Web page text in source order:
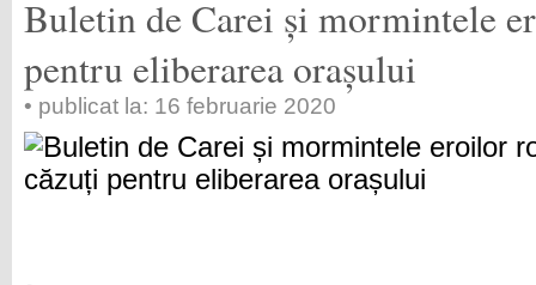
Buletin de Carei și mormintele
pentru eliberarea orașului
• publicat la: 16 februarie 2020